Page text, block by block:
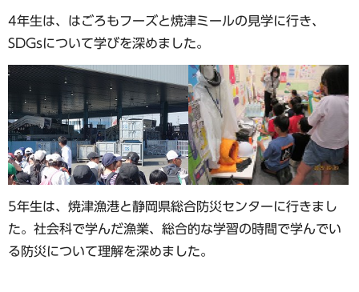
4年生は、はごろもフーズと焼津ミールの見学に行き、
SDGsについて学びを深めました。
5年生は、焼津漁港と静岡県総合防災センターに行きまし
た。社会科で学んだ漁業、総合的な学習の時間で学んでい
る防災について理解を深めました。